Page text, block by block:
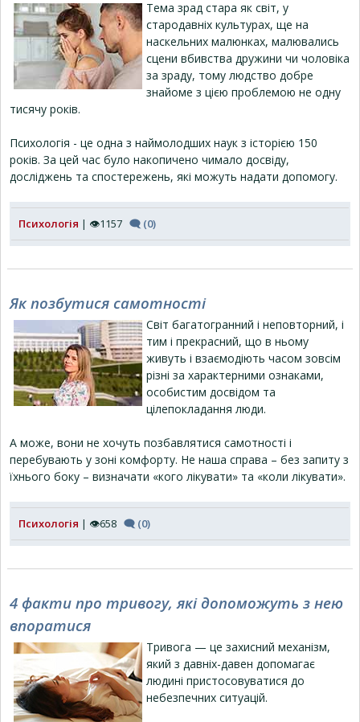
Тема зрад стара як світ, у
стародавніх культурах, ще на
наскельних малюнках, малювались
сцени вбивства дружини чи чоловіка
за зраду, тому людство добре
знайоме з цією проблемою не одну
тисячу років.
Психологія - це одна з наймолодших наук з історією 150
років. За цей час було накопичено чимало досвіду,
досліджень та спостережень, які можуть надати допомогу.
Психологія | 👁1157 🗨 (0)
Як позбутися самотності
Світ багатогранний і неповторний, і
тим і прекрасний, що в ньому
живуть і взаємодіють часом зовсім
різні за характерними ознаками,
особистим досвідом та
цілепокладання люди.
А може, вони не хочуть позбавлятися самотності і
перебувають у зоні комфорту. Не наша справа – без запиту з
їхнього боку – визначати «кого лікувати» та «коли лікувати».
Психологія | 👁658 🗨 (0)
4 факти про тривогу, які допоможуть з нею
впоратися
Тривога — це захисний механізм,
який з давніх-давен допомагає
людині пристосовуватися до
небезпечних ситуацій.